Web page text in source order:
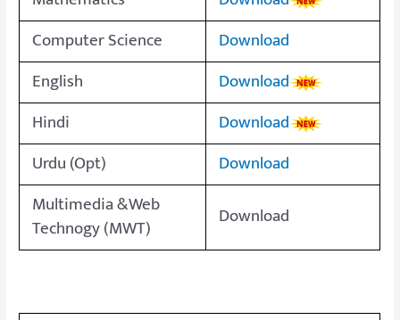
Computer Science
Download
English
Download
Hindi
Download
Urdu (Opt)
Download
Multimedia &Web
Technogy (MWT)
Download